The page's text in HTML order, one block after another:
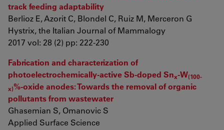
track feeding adaptability
Berlioz E, Azorit C, Blondel C, Ruiz M, Merceron G
Hystrix, the Italian Journal of Mammalogy
2017 vol: 28 (2) pp: 222-230
Fabrication and characterization of
photoelectrochemically-active Sb-doped Snx-W(100-
x)%-oxide anodes: Towards the removal of organic
pollutants from wastewater
Ghasemian S, Omanovic S
Applied Surface Science